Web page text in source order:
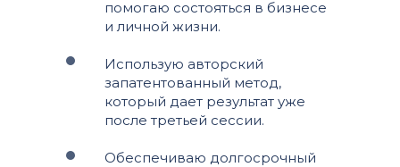
помогаю состояться в бизнесе
и личной жизни.
Использую авторский
запатентованный метод,
который дает результат уже
после третьей сессии.
Обеспечиваю долгосрочный